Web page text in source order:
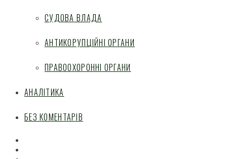
СУДОВА ВЛАДА
АНТИКОРУПЦІЙНІ ОРГАНИ
ПРАВООХОРОННІ ОРГАНИ
АНАЛІТИКА
БЕЗ КОМЕНТАРІВ